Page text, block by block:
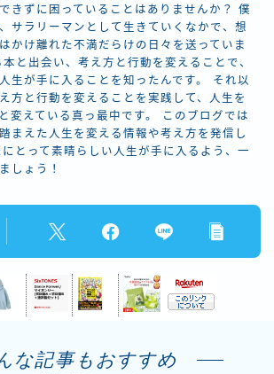
きずに困っていることはありませんか？ 僕
サラリーマンとして生きていくなかで、想
かけ離れた不満だらけの日々を送っていま
と出会い、考え方と行動を変えることで、
生が手に入ることを知ったんです。 それ以
方と行動を変えることを実践して、人生を
変えている真っ最中です。 このブログでは
まえた人生を変える情報や考え方を発信し
とって素晴らしい人生が手に入るよう、一
しょう！
な記事もおすすめ